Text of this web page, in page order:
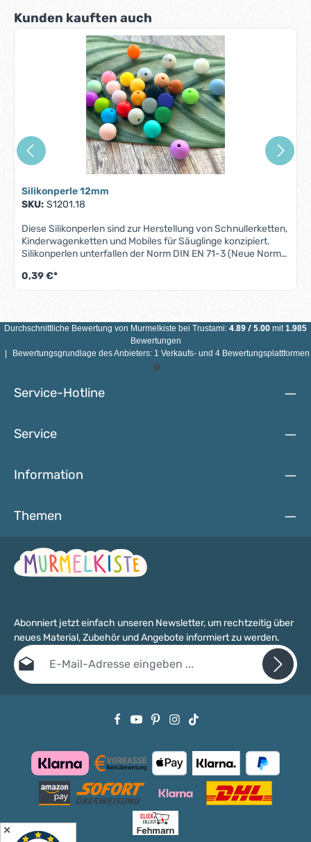
Produktgalerie überspringen
Kunden kauften auch
Silikonperle 12mm
SKU: S1201.18
Diese Silikonperlen sind zur Herstellung von Schnullerketten,
Kinderwagenketten und Mobiles für Säuglinge konzipiert.
Silikonperlen unterfallen der Norm DIN EN 71-3 (Neue Norm
Silikonperlen 12mm: Material: Silikon, BPA-freiFarbe: siehe
AbbildungGröße: Durchmesser 12 mmBohrung: ca. 2 mm
Farben unserer anderen Artikel abweichen kann. ACHTUNG:
WEGEN VERSCHLUCKBARER KLEINTEILE NICHT FÜR
KINDER UNTER 3 JAHREN GEEIGNET!
0,39 €*
Durchschnittliche Bewertung von Murmelkiste bei Trustami: 4.89/5.00 mit1.985
Bewertungen
Bewertungsgrundlage des Anbieters: 1 Verkaufs- und 4 Bewertungsplattformen
Service-Hotline
Service
Information
Themen
Abonniert jetzt einfach unseren Newsletter, um rechtzeitig über
neues Material, Zubehör und Angebote informiert zu werden.
E-Mail-Adresse*
Datenschutzbestimmungenzur Kenntnis genommen
✕